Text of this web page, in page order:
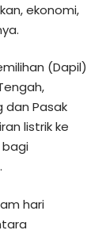
ekonomi,
(Dapil)
dan Pasak
listrik ke
hari